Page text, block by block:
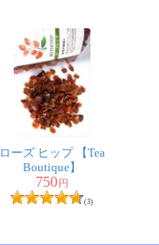
ローズ ヒップ 【Tea
Boutique】
750円
(3)